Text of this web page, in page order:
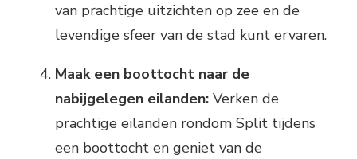
van prachtige uitzichten op zee en de
levendige sfeer van de stad kunt ervaren.
Maak een boottocht naar de
nabijgelegen eilanden: Verken de
prachtige eilanden rondom Split tijdens
een boottocht en geniet van de